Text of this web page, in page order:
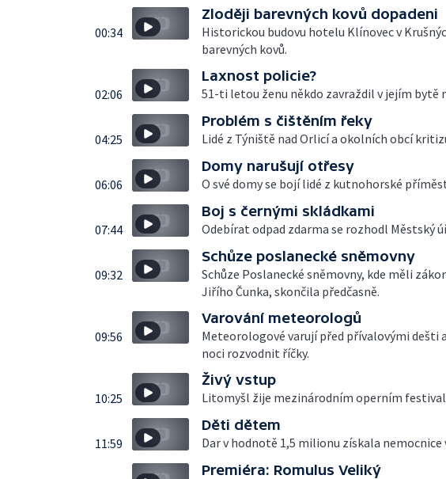
00:34
Zloději barevných kovů dopadeni
Historickou budovu hotelu Klínovec v
barevných kovů.
02:06
Laxnost policie?
51-ti letou ženu někdo zavraždil v jejím bytě
04:25
Problém s čištěním řeky
Lidé z Týniště nad Orlicí a okolních obcí
06:06
Domy narušují otřesy
O své domy se bojí lidé z kutnohorské
07:44
Boj s černými skládkami
Odebírat odpad zdarma se rozhodl Městský
09:32
Schůze poslanecké sněmovny
Schůze Poslanecké sněmovny, kde měli
Jiřího Čunka, skončila předčasně.
09:56
Varování meteorologů
Meteorologové varují před přívalovými dešti
noci rozvodnit říčky.
10:25
Živý vstup
Litomyšl žije mezinárodním operním
11:59
Děti dětem
Dar v hodnotě 1,5 milionu získala nemocnice
Premiéra: Romulus Veliký